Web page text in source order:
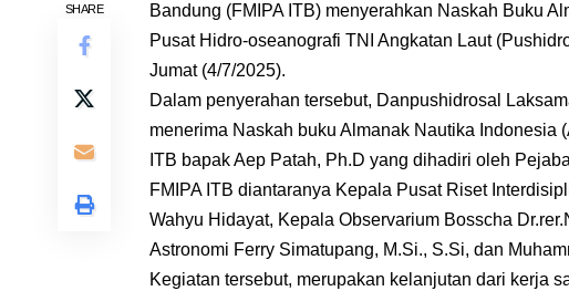
SHARE
Bandung (FMIPA ITB) menyerahkan Naskah Buku
Pusat Hidro-oseanografi TNI Angkatan Laut
Jumat (4/7/2025).
Dalam penyerahan tersebut, Danpushidrosal
menerima Naskah buku Almanak Nautika Indonesia
ITB bapak Aep Patah, Ph.D yang dihadiri oleh
FMIPA ITB diantaranya Kepala Pusat Riset
Wahyu Hidayat, Kepala Observarium Bosscha
Astronomi Ferry Simatupang, M.Si., S.Si, dan
Kegiatan tersebut, merupakan kelanjutan dari kerja